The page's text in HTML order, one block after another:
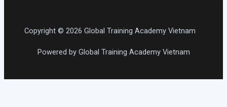
Copyright © 2026 Global Training Academy Vietnam
Powered by Global Training Academy Vietnam